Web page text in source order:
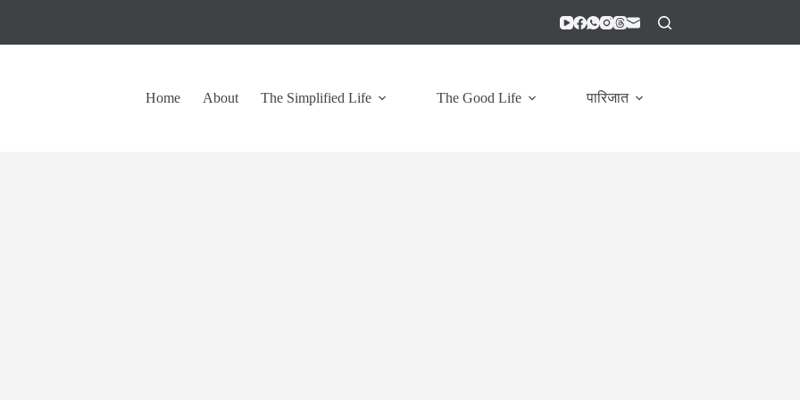
Home About The Simplified Life The Good Life पारिजात